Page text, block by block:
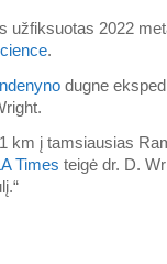
užfiksuotas 2022
.
dugne
km į tamsiausias
Times teigė dr. D.